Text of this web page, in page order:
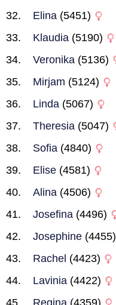
Elina (5451)
Klaudia (5190)
Veronika (5136)
Mirjam (5124)
Linda (5067)
Theresia (5047)
Sofia (4840)
Elise (4581)
Alina (4506)
Josefina (4496)
Josephine (4455)
Rachel (4423)
Lavinia (4422)
Regina (4359)